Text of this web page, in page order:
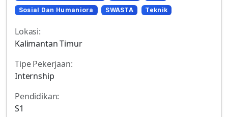
Sosial Dan Humaniora
SWASTA Teknik
Lokasi:
Kalimantan Timur
Tipe Pekerjaan:
Internship
Pendidikan:
S1